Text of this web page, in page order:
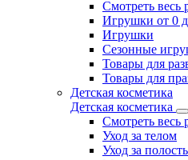
Смотреть весь
Игрушки от 0
Игрушки
Сезонные
Товары для
Товары для
Детская косметика
Детская косметика
Смотреть весь
Уход за телом
Уход за